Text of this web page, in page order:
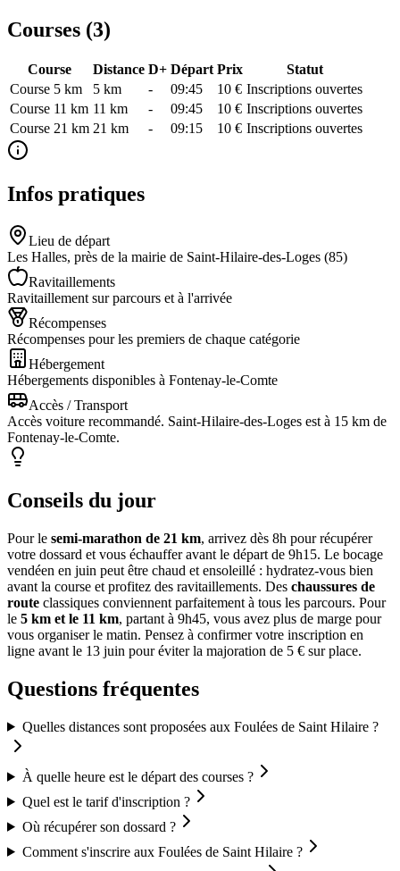
Courses (3)
Course Distance D+ Départ Prix
Statut
Course 5 km
5 km - 09:45 10 € Inscriptions ouvertes
Course 11 km 11 km - 09:45 10 € Inscriptions ouvertes
Course 21 km 21 km - 09:15 10 € Inscriptions ouvertes
Infos pratiques
Lieu de départ
Les Halles, près de la mairie de Saint-Hilaire-des-Loges (85)
Ravitaillements
Ravitaillement sur parcours et à l'arrivée
Récompenses
Récompenses pour les premiers de chaque catégorie
Hébergement
Hébergements disponibles à Fontenay-le-Comte
Accès / Transport
Accès voiture recommandé. Saint-Hilaire-des-Loges est à 15 km de
Fontenay-le-Comte.
Conseils du jour
Pour le semi-marathon de 21 km, arrivez dès 8h pour récupérer
votre dossard et vous échauffer avant le départ de 9h15. Le bocage
vendéen en juin peut être chaud et ensoleillé : hydratez-vous bien
avant la course et profitez des ravitaillements. Des chaussures de
route classiques conviennent parfaitement à tous les parcours. Pour
le 5 km et le 11 km, partant à 9h45, vous avez plus de marge pour
vous organiser le matin. Pensez à confirmer votre inscription en
ligne avant le 13 juin pour éviter la majoration de 5 € sur place.
Questions fréquentes
Quelles distances sont proposées aux Foulées de Saint Hilaire ?
À quelle heure est le départ des courses ?
Quel est le tarif d'inscription ?
Où récupérer son dossard ?
Comment s'inscrire aux Foulées de Saint Hilaire ?